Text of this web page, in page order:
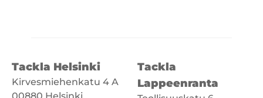
Tackla Helsinki
Kirvesmiehenkatu 4 A
Tackla
Lappeenranta